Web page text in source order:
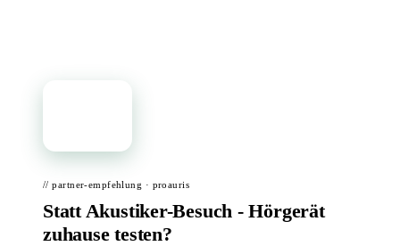
// partner-empfehlung · proauris
Statt Akustiker-Besuch - Hörgerät
zuhause testen?